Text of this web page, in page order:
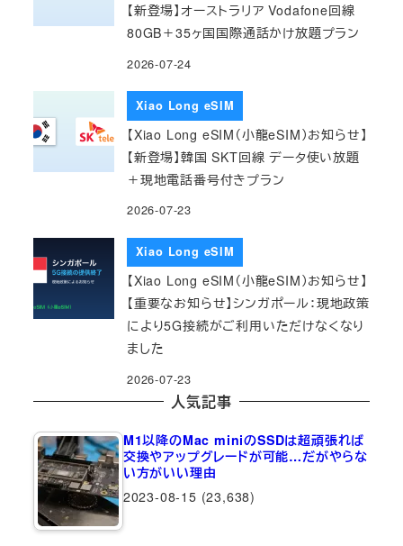
【新登場】オーストラリア Vodafone回線
80GB＋35ヶ国国際通話かけ放題プラン
2026-07-24
Xiao Long eSIM
【Xiao Long eSIM（小龍eSIM）お知らせ】
【新登場】韓国 SKT回線 データ使い放題
＋現地電話番号付きプラン
2026-07-23
Xiao Long eSIM
【Xiao Long eSIM（小龍eSIM）お知らせ】
【重要なお知らせ】シンガポール：現地政策
により5G接続がご利用いただけなくなり
ました
2026-07-23
人気記事
M1以降のMac miniのSSDは超頑張れば
交換やアップグレードが可能…だがやらな
い方がいい理由
2023-08-15 (23,638)